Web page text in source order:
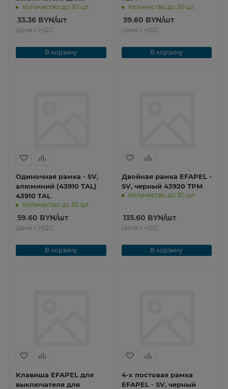
жалюзи (пара) – белая
матовая 50612 TBM
Количество до 30 шт.
33.36 BYN/шт
Цена с НДС
В корзину
Количество до 30 шт.
59.60 BYN/шт
Цена с НДС
В корзину
Одиночная рамка - SV,
алюминий (43910 TAL)
43910 TAL
Количество до 30 шт.
59.60 BYN/шт
Цена с НДС
В корзину
Двойная рамка EFAPEL -
SV, черный 43920 TPM
Количество до 30 шт.
135.60 BYN/шт
Цена с НДС
В корзину
Клавиша EFAPEL для
выключателя для
4-х постовая рамка
EFAPEL - SV, черный